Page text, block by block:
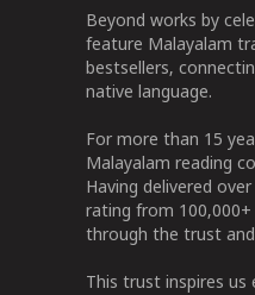
Beyond works by
feature Malayalam
bestsellers,
native language.
For more than 15
Malayalam reading
Having delivered
rating from
through the trust
This trust inspires